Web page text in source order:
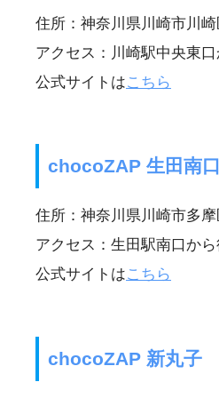
住所：神奈川県川崎市川
アクセス：川崎駅中央東口
公式サイトはこちら
chocoZAP 生田南口
住所：神奈川県川崎市多
アクセス：生田駅南口から
公式サイトはこちら
chocoZAP 新丸子